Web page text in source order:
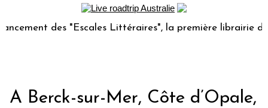
des "Escales Littéraires", la première librairie du
A Berck-sur-Mer, Côte d’Opale,